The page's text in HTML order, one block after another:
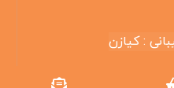
: کیازن